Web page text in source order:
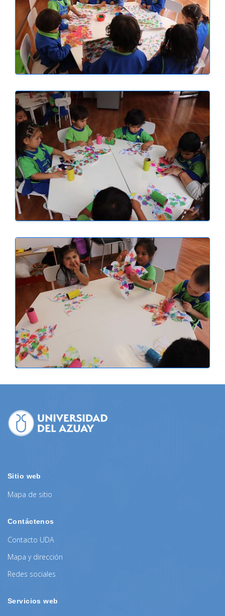
Sitio web
Mapa de sitio
Contáctenos
Contacto UDA
Mapa y dirección
Redes sociales
Servicios web